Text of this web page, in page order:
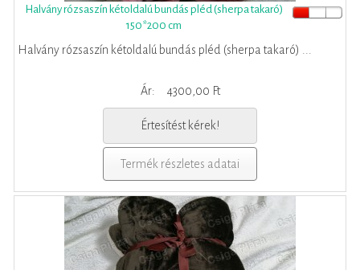
Halvány rózsaszín kétoldalú bundás pléd (sherpa takaró)
150*200 cm
Halvány rózsaszín kétoldalú bundás pléd (sherpa takaró) ...
Ár: 4300,00 Ft
Értesítést kérek!
Termék részletes adatai